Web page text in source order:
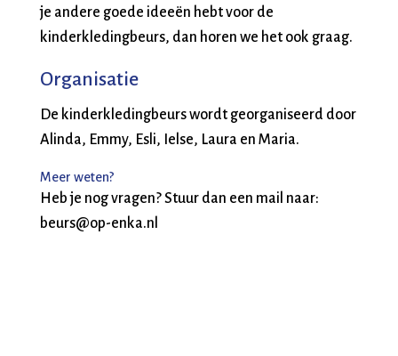
je andere goede ideeën hebt voor de
kinderkledingbeurs, dan horen we het ook graag.
Organisatie
De kinderkledingbeurs wordt georganiseerd door
Alinda, Emmy, Esli, Ielse, Laura en Maria.
Meer weten?
Heb je nog vragen? Stuur dan een mail naar:
beurs@op-enka.nl